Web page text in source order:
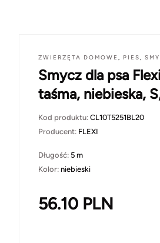
ZWIERZĘTA DOMOWE , PIES,
Smycz dla psa
taśma, niebieska,
Kod produktu: CL10T5251BL20
Producent: FLEXI
Długość: 5 m
Kolor: niebieski
56.10 PLN